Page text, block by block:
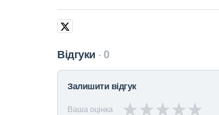
Відгуки 0
Залишити відгук
Ваша оцінка